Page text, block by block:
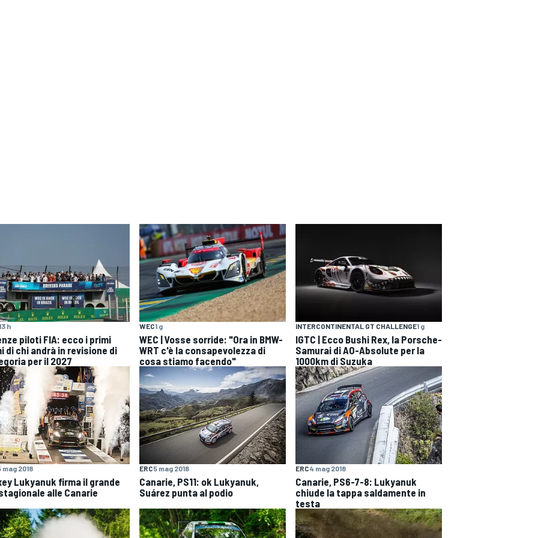
h
piloti FIA: ecco i primi
di chi andrà in revisione di
per il 2027
WEC1 g
WEC | Vosse sorride: "Ora in BMW-
WRT c'è la consapevolezza di
cosa stiamo facendo"
INTERCONTINENTAL GT CHALLENGE1 g
IGTC | Ecco Bushi Rex, la Porsche-
Samurai di AO-Absolute per la
1000km di Suzuka
mag 2018
Lukyanuk firma il grande
alle Canarie
ERC5 mag 2018
Canarie, PS11: ok Lukyanuk,
Suárez punta al podio
ERC4 mag 2018
Canarie, PS6-7-8: Lukyanuk
chiude la tappa saldamente in
testa